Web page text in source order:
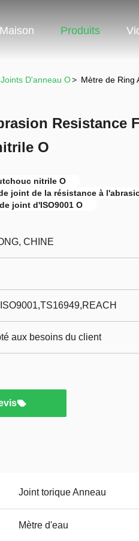
Maison Produits
Joints D'anneau O> Mètre de Ring
Resistance
O
nitrile O
joint de la résistance à
joint d'ISO9001 O
CHINE
aux besoins du client
Joint torique Anneau
Mètre d'eau